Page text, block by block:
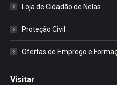
Loja de Cidadão de Nelas
Proteção Civil
Ofertas de Emprego e
Visitar